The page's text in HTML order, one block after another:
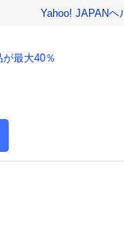
Yahoo! JAPANヘ
最大40％